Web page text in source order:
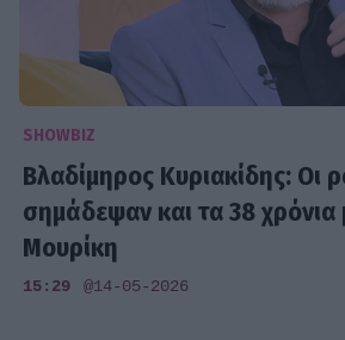
SHOWBIZ
Βλαδίμηρος Κυριακίδης: Οι
σημάδεψαν και τα 38
Μουρίκη
15:29 @14-05-2026